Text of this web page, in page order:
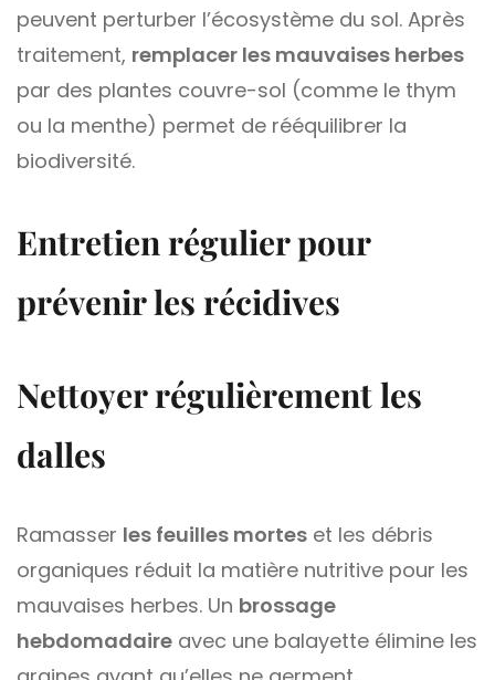
peuvent perturber l’écosystème du sol. Après
traitement, remplacer les mauvaises herbes
par des plantes couvre-sol (comme le thym
ou la menthe) permet de rééquilibrer la
biodiversité.
Entretien régulier pour
prévenir les récidives
Nettoyer régulièrement les
dalles
Ramasser les feuilles mortes et les débris
organiques réduit la matière nutritive pour les
mauvaises herbes. Un brossage
hebdomadaire avec une balayette élimine les